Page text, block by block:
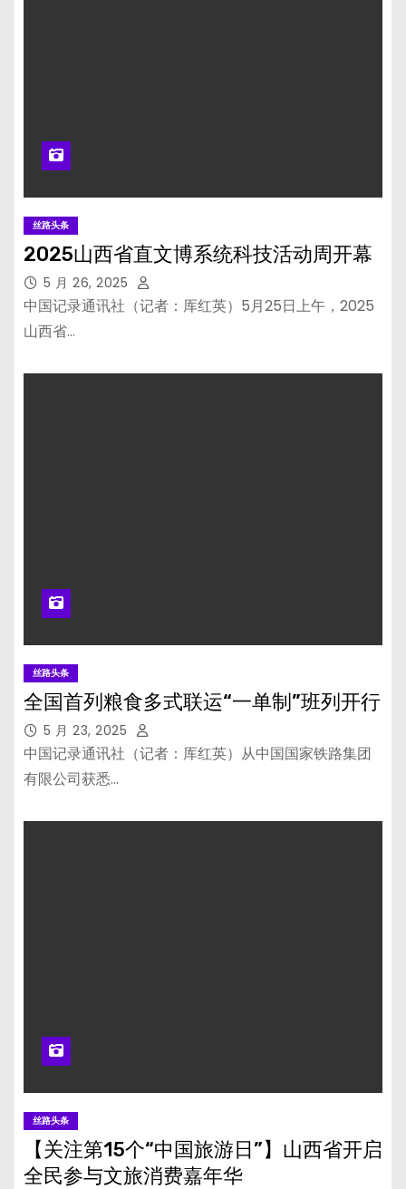
丝路头条
2025山西省直文博系统科技活动周开幕
5 月 26, 2025
中国记录通讯社（记者：厍红英）5月25日上午，2025
山西省…
丝路头条
全国首列粮食多式联运“一单制”班列开行
5 月 23, 2025
中国记录通讯社（记者：厍红英）从中国国家铁路集团
有限公司获悉…
丝路头条
【关注第15个“中国旅游日”】山西省开启
全民参与文旅消费嘉年华